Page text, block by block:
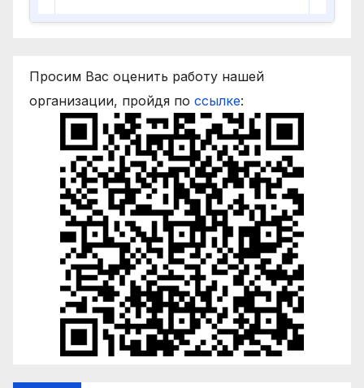
Просим Вас оценить работу нашей
организации, пройдя по ссылке: